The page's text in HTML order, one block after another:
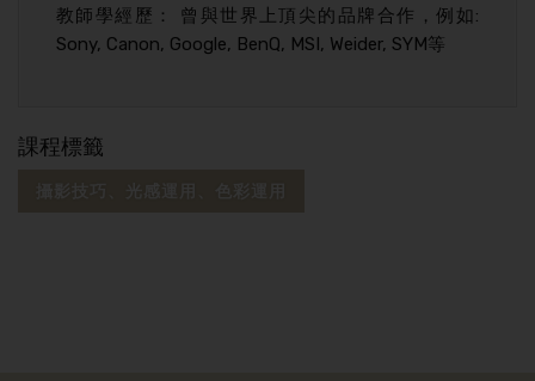
教師學經歷： 曾與世界上頂尖的品牌合作，例如:
Sony, Canon, Google, BenQ, MSI, Weider, SYM等
課程標籤